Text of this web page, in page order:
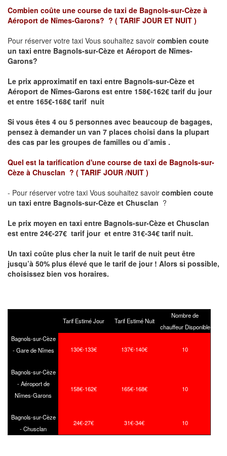
Combien coûte une course de taxi de Bagnols-sur-Cèze à
Aéroport de Nîmes-Garons? ? ( TARIF JOUR ET NUIT )
Pour réserver votre taxi Vous souhaitez savoir combien coute
un taxi entre Bagnols-sur-Cèze et Aéroport de Nîmes-
Garons?
Le prix approximatif en taxi entre Bagnols-sur-Cèze et
Aéroport de Nîmes-Garons est entre 158€-162€ tarif du jour
et entre 165€-168€ tarif nuit
Si vous êtes 4 ou 5 personnes avec beaucoup de bagages,
pensez à demander un van 7 places choisi dans la plupart
des cas par les groupes de familles ou d’amis .
Quel est la tarification d'une course de taxi de Bagnols-sur-
Cèze à Chusclan ? ( TARIF JOUR /NUIT )
- Pour réserver votre taxi Vous souhaitez savoir combien coute
un taxi entre Bagnols-sur-Cèze et Chusclan ?
Le prix moyen en taxi entre Bagnols-sur-Cèze et Chusclan
est entre 24€-27€ tarif jour et entre 31€-34€ tarif nuit.
Un taxi coûte plus cher la nuit le tarif de nuit peut être
jusqu’à 50% plus élevé que le tarif de jour ! Alors si possible,
choisissez bien vos horaires.
Tarif Estimé Jour Tarif Estimé Nuit
Nombre de
chauffeur Disponible
Bagnols-sur-Cèze
- Gare de Nîmes
130€-133€ 137€-140€ 10
Bagnols-sur-Cèze
- Aéroport de
Nîmes-Garons
158€-162€ 165€-168€ 10
Bagnols-sur-Cèze
- Chusclan
24€-27€ 31€-34€ 10